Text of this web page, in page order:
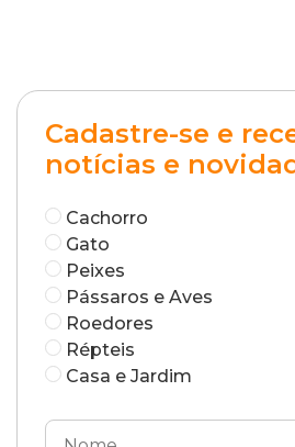
Cadastre-se e
notícias e
Cachorro
Gato
Peixes
Pássaros e Aves
Roedores
Répteis
Casa e Jardim